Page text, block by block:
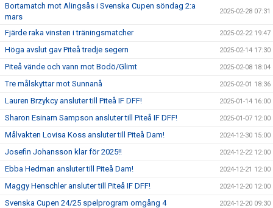
Bortamatch mot Alingsås i Svenska Cupen söndag 2:a
mars
2025-02-28 07:31
Fjärde raka vinsten i träningsmatcher 2025-02-22 19:47
Höga avslut gav Piteå tredje segern 2025-02-14 17:30
Piteå vände och vann mot Bodö/Glimt 2025-02-08 18:04
Tre målskyttar mot Sunnanå 2025-02-01 18:36
Lauren Brzykcy ansluter till Piteå IF DFF! 2025-01-14 16:00
Sharon Esinam Sampson ansluter till Piteå IF DFF! 2025-01-07 12:00
Målvakten Lovisa Koss ansluter till Piteå Dam! 2024-12-30 15:00
Josefin Johansson klar för 2025!! 2024-12-22 12:00
Ebba Hedman ansluter till Piteå Dam! 2024-12-21 12:00
Maggy Henschler ansluter till Piteå IF DFF! 2024-12-20 12:00
Svenska Cupen 24/25 spelprogram omgång 4 2024-12-20 09:30